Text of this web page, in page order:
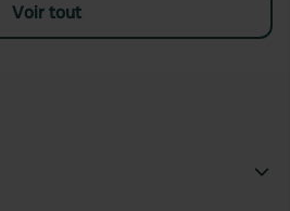
Voir tout